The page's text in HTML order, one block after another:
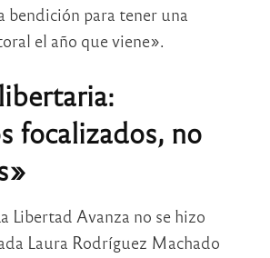
bendición para tener una
el año que viene».
focalizados, no
Libertad Avanza no se hizo
Laura Rodríguez Machado